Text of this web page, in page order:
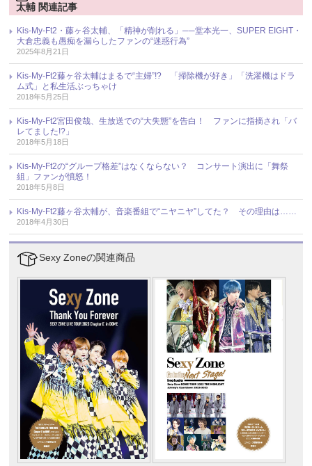
太輔 関連記事
Kis-My-Ft2・藤ヶ谷太輔、「精神が削れる」──堂本光一、SUPER EIGHT・
大倉忠義も愚痴を漏らしたファンの“迷惑行為”
2025年8月21日
Kis-My-Ft2藤ヶ谷太輔はまるで“主婦”!? 「掃除機が好き」「洗濯機はドラ
ム式」と私生活ぶっちゃけ
2018年5月25日
Kis-My-Ft2宮田俊哉、生放送での“大失態”を告白！ ファンに指摘され「バ
レてました!?」
2018年5月18日
Kis-My-Ft2の“グループ格差”はなくならない？ コンサート演出に「舞祭
組」ファンが憤怒！
2018年5月8日
Kis-My-Ft2藤ヶ谷太輔が、音楽番組で“ニヤニヤ”してた？ その理由は……
2018年4月30日
Sexy Zoneの関連商品